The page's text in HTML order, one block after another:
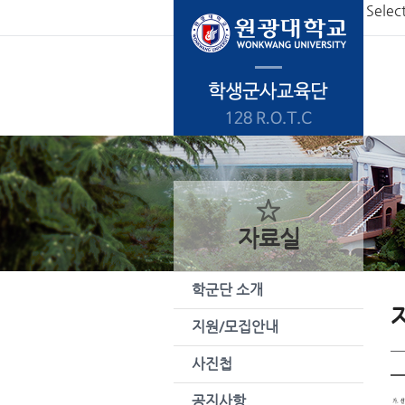
자료실
학군단 소개
지원/모집안내
사진첩
공지사항